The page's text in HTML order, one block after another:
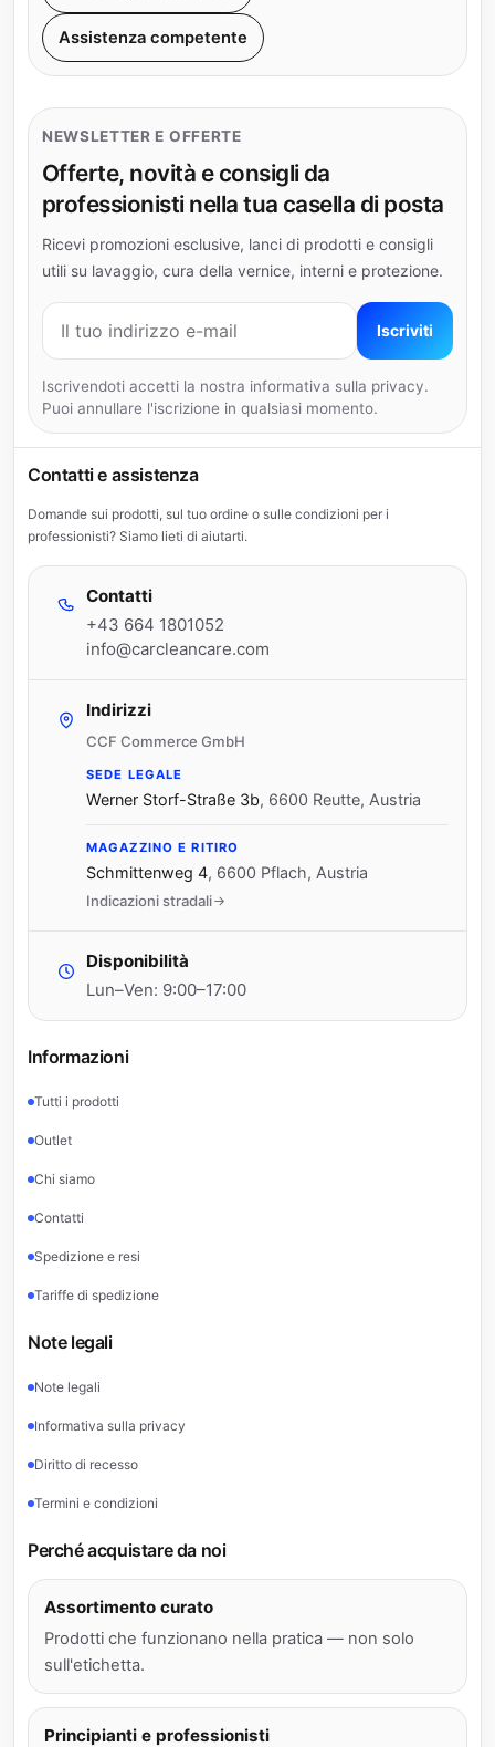
Assistenza competente
NEWSLETTER E OFFERTE
Offerte, novità e consigli da
professionisti nella tua casella di posta
Ricevi promozioni esclusive, lanci di prodotti e consigli
utili su lavaggio, cura della vernice, interni e protezione.
Indirizzo e-mail
Iscriviti
Iscrivendoti accetti la nostra informativa sulla privacy.
Puoi annullare l'iscrizione in qualsiasi momento.
Contatti e assistenza
Domande sui prodotti, sul tuo ordine o sulle condizioni per i
professionisti? Siamo lieti di aiutarti.
Contatti
+43 664 1801052
info@carcleancare.com
Indirizzi
CCF Commerce GmbH
SEDE LEGALE
Werner Storf-Straße 3b, 6600 Reutte, Austria
MAGAZZINO E RITIRO
Schmittenweg 4, 6600 Pflach, Austria
Indicazioni stradali
Disponibilità
Lun–Ven: 9:00–17:00
Informazioni
Tutti i prodotti
Outlet
Chi siamo
Contatti
Spedizione e resi
Tariffe di spedizione
Note legali
Note legali
Informativa sulla privacy
Diritto di recesso
Termini e condizioni
Perché acquistare da noi
Assortimento curato
Prodotti che funzionano nella pratica — non solo
sull'etichetta.
Principianti e professionisti